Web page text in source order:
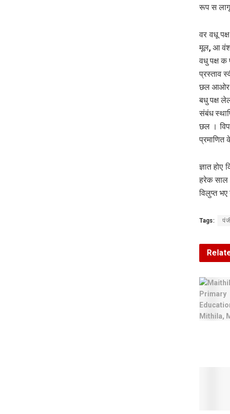
रूप स
वर वधू
मूल, आ
वधु पक्ष क
प्रस्ताव
छल आओर
बधु पक्ष
संबंध
छल ।
प्रमाणि‍त
ज्ञात
हरेक
विलुप्त
Tags: